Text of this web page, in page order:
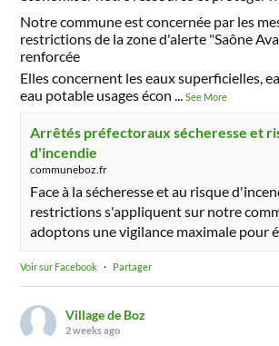
Notre commune est concernée par les
restrictions de la zone d'alerte "Saône
renforcée
Elles concernent les eaux superficielles,
eau potable usages écon
...See More
Arrêtés préfectoraux sécheresse et
d'incendie
communeboz.fr
Face à la sécheresse et au risque
restrictions s'appliquent sur notre
adoptons une vigilance maximale pour
Voir sur Facebook · Partager
Village de Boz
2 weeks ago